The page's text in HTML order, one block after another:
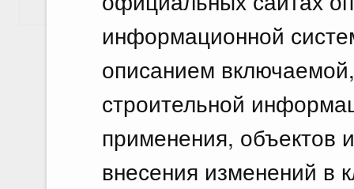
информационной
описанием
строительной
применения, объектов
внесения изменений в
Показать еще